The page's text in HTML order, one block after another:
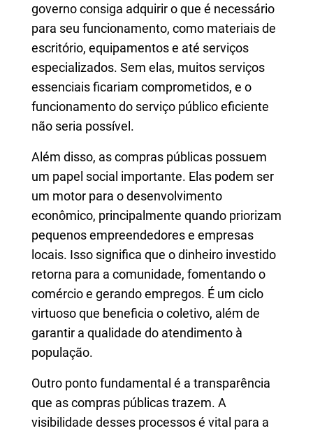
governo consiga adquirir o que é necessário
para seu funcionamento, como materiais de
escritório, equipamentos e até serviços
especializados. Sem elas, muitos serviços
essenciais ficariam comprometidos, e o
funcionamento do serviço público eficiente
não seria possível.
Além disso, as compras públicas possuem
um papel social importante. Elas podem ser
um motor para o desenvolvimento
econômico, principalmente quando priorizam
pequenos empreendedores e empresas
locais. Isso significa que o dinheiro investido
retorna para a comunidade, fomentando o
comércio e gerando empregos. É um ciclo
virtuoso que beneficia o coletivo, além de
garantir a qualidade do atendimento à
população.
Outro ponto fundamental é a transparência
que as compras públicas trazem. A
visibilidade desses processos é vital para a